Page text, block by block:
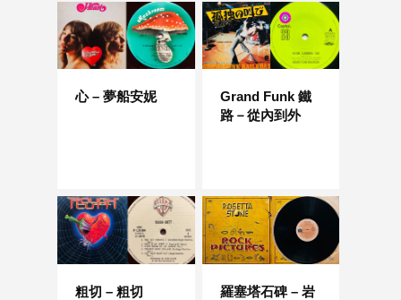
心 – 夢船安妮
Grand Funk 鐵
路－從內到外
粗切 – 粗切
羅塞塔石碑 – 岩